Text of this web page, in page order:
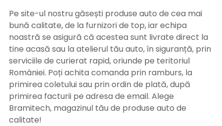
Pe site-ul nostru găsești produse auto de cea mai
bună calitate, de la furnizori de top, iar echipa
noastră se asigură că acestea sunt livrate direct la
tine acasă sau la atelierul tău auto, în siguranță, prin
serviciile de curierat rapid, oriunde pe teritoriul
României. Poți achita comanda prin ramburs, la
primirea coletului sau prin ordin de plată, după
primirea facturii pe adresa de email. Alege
Bramitech, magazinul tău de produse auto de
calitate!